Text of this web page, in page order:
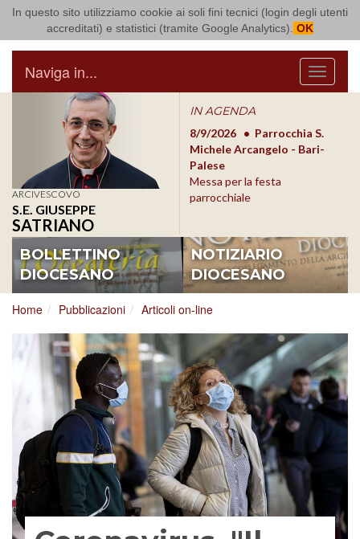
In questo sito utilizziamo cookie ai soli fini tecnici (login degli utenti
accreditati) e statistici (tramite Google Analytics). OK
Arcidiocesi di Bari Bitonto
Menu
Naviga in...
ARCIVESCOVO
S.E. GIUSEPPE
SATRIANO
IN AGENDA
8/17/2026
Conversano
Conferenza Episcopale
Pugliese
8/9/2026
Parrocchia S.
Michele Arcangelo - Bari-
Palese
Messa per la festa
parrocchiale
BOLLETTINO
DIOCESANO
NOTIZIARIO
DIOCESANO
Home Pubblicazioni Articoli on-line